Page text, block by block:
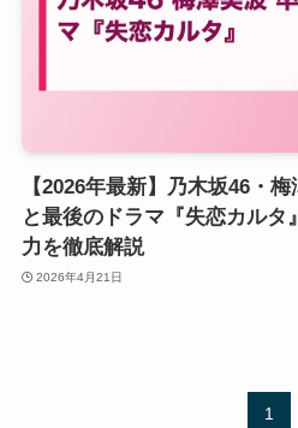
【2026年最新】乃木坂46・
と最後のドラマ『失恋カルタ
力を徹底解説
2026年4月21日
1